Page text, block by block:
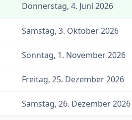
Donnerstag, 4. Juni 2026
Samstag, 3. Oktober 2026
Sonntag, 1. November 2026
Freitag, 25. Dezember 2026
Samstag, 26. Dezember 2026